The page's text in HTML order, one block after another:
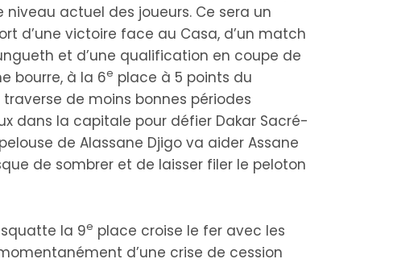
actuel des joueurs. Ce sera un
d’une victoire face au Casa, d’un match
et d’une qualification en coupe de
bourre, à la 6e place à 5 points du
de moins bonnes périodes
dans la capitale pour défier Dakar Sacré-
de Alassane Djigo va aider Assane
de sombrer et de laisser filer le peloton
la 9e place croise le fer avec les
d’une crise de cession